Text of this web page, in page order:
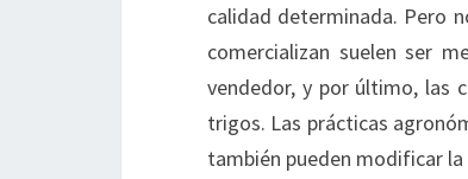
calidad determinada. Pero
comercializan suelen ser
vendedor, y por último, las
trigos. Las prácticas
también pueden modificar